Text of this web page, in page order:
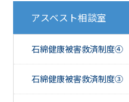
アスベスト相談室
石綿健康被害救済制度④
石綿健康被害救済制度③